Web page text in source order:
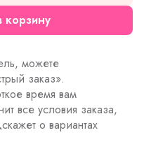
корзину
можете
заказ».
время вам
все условия заказа,
о вариантах